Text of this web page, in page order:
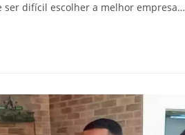
ser difícil escolher a melhor empresa…